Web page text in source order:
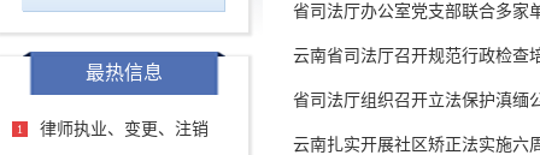
最热信息
1 律师执业、变更、注销
省司法厅办公室党支部联合多家
云南省司法厅召开规范行政检查
省司法厅组织召开立法保护滇缅
云南扎实开展社区矫正法实施六